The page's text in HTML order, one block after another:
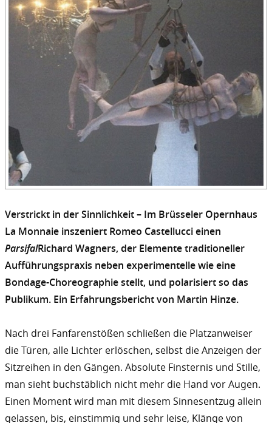
Verstrickt in der Sinnlichkeit – Im Brüsseler Opernhaus
La Monnaie inszeniert Romeo Castellucci einen
ParsifalRichard Wagners, der Elemente traditioneller
Aufführungspraxis neben experimentelle wie eine
Bondage-Choreographie stellt, und polarisiert so das
Publikum. Ein Erfahrungsbericht von Martin Hinze.
Nach drei Fanfarenstößen schließen die Platzanweiser
die Türen, alle Lichter erlöschen, selbst die Anzeigen der
Sitzreihen in den Gängen. Absolute Finsternis und Stille,
man sieht buchstäblich nicht mehr die Hand vor Augen.
Einen Moment wird man mit diesem Sinnesentzug allein
gelassen, bis, einstimmig und sehr leise, Klänge von